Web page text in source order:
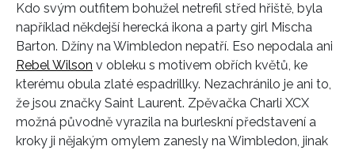
Kdo svým outfitem bohužel netrefil střed hřiště, byla
například někdejší herecká ikona a party girl Mischa
Barton. Džíny na Wimbledon nepatří. Eso nepodala ani
Rebel Wilson v obleku s motivem obřích květů, ke
kterému obula zlaté espadrillky. Nezachránilo je ani to,
že jsou značky Saint Laurent. Zpěvačka Charli XCX
možná původně vyrazila na burleskní představení a
kroky ji nějakým omylem zanesly na Wimbledon, jinak